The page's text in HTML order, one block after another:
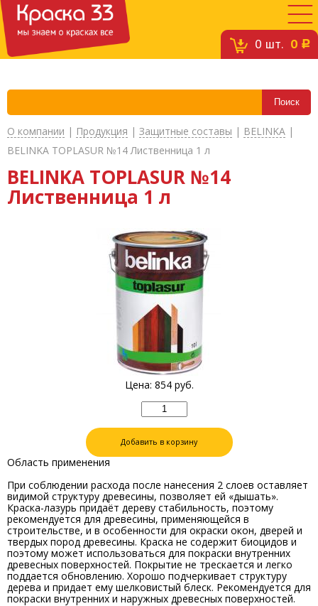
0 шт. 0 c
О компании | Продукция | Защитные составы | BELINKA |
BELINKA TOPLASUR №14 Лиственница 1 л
BELINKA TOPLASUR №14
Лиственница 1 л
Цена: 854руб.
Добавить в корзину
Область применения
При соблюдении расхода после нанесения 2 слоев оставляет
видимой структуру древесины, позволяет ей «дышать».
Краска-лазурь придаёт дереву стабильность, поэтому
рекомендуется для древесины, применяющейся в
строительстве, и в особенности для окраски окон, дверей и
твердых пород древесины. Краска не содержит биоцидов и
поэтому может использоваться для покраски внутренних
древесных поверхностей. Покрытие не трескается и легко
поддается обновлению. Хорошо подчеркивает структуру
дерева и придает ему шелковистый блеск. Рекомендуется для
покраски внутренних и наружных древесных поверхностей.